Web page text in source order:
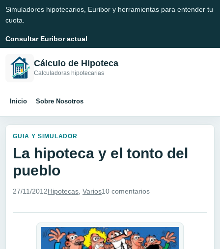
Simuladores hipotecarios, Euribor y herramientas para entender tu
cuota.
Consultar Euribor actual
Cálculo de Hipoteca
Calculadoras hipotecarias
Inicio Sobre Nosotros
GUIA Y SIMULADOR
La hipoteca y el tonto del
pueblo
27/11/2012Hipotecas Varios10 comentarios